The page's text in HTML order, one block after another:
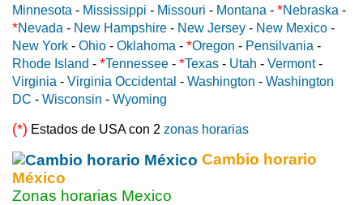
Minnesota - Mississippi - Missouri - Montana - *Nebraska -
*Nevada - New Hampshire - New Jersey - New Mexico -
New York - Ohio - Oklahoma - *Oregon - Pensilvania -
Rhode Island - *Tennessee - *Texas - Utah - Vermont-
Virginia - Virginia Occidental - Washington - Washington
DC - Wisconsin - Wyoming
(*) Estados de USA con 2 zonas horarias
Cambio horario
México
Zonas horarias Mexico